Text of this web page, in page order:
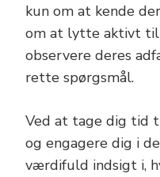
kun om at kende
om at lytte aktivt til
observere deres
rette spørgsmål.
Ved at tage dig tid
og engagere dig i
værdifuld indsigt i,